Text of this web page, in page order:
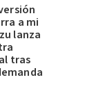
a mi
lanza
tras